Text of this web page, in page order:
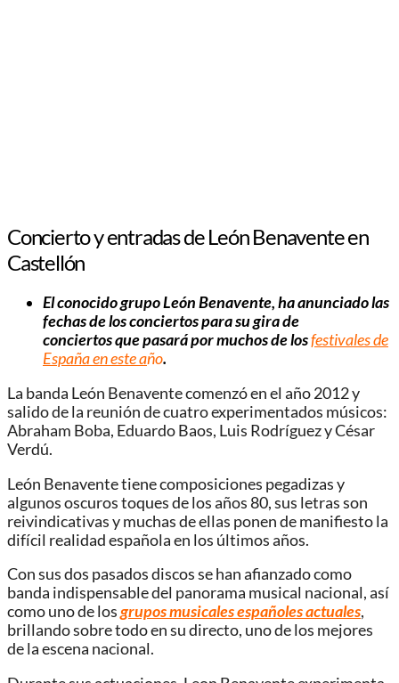
Concierto y entradas de León Benavente en
Castellón
El conocido grupo León Benavente, ha anunciado las
fechas de los conciertos para su gira de
conciertos que pasará por muchos de losfestivales de
España en este año.
La banda León Benavente comenzó en el año 2012 y
salido de la reunión de cuatro experimentados músicos:
Abraham Boba, Eduardo Baos, Luis Rodríguez y César
Verdú.
León Benavente tiene composiciones pegadizas y
algunos oscuros toques de los años 80, sus letras son
reivindicativas y muchas de ellas ponen de manifiesto la
difícil realidad española en los últimos años.
Con sus dos pasados discos se han afianzado como
banda indispensable del panorama musical nacional, así
como uno de losgrupos musicales españoles actuales,
brillando sobre todo en su directo, uno de los mejores
de la escena nacional.